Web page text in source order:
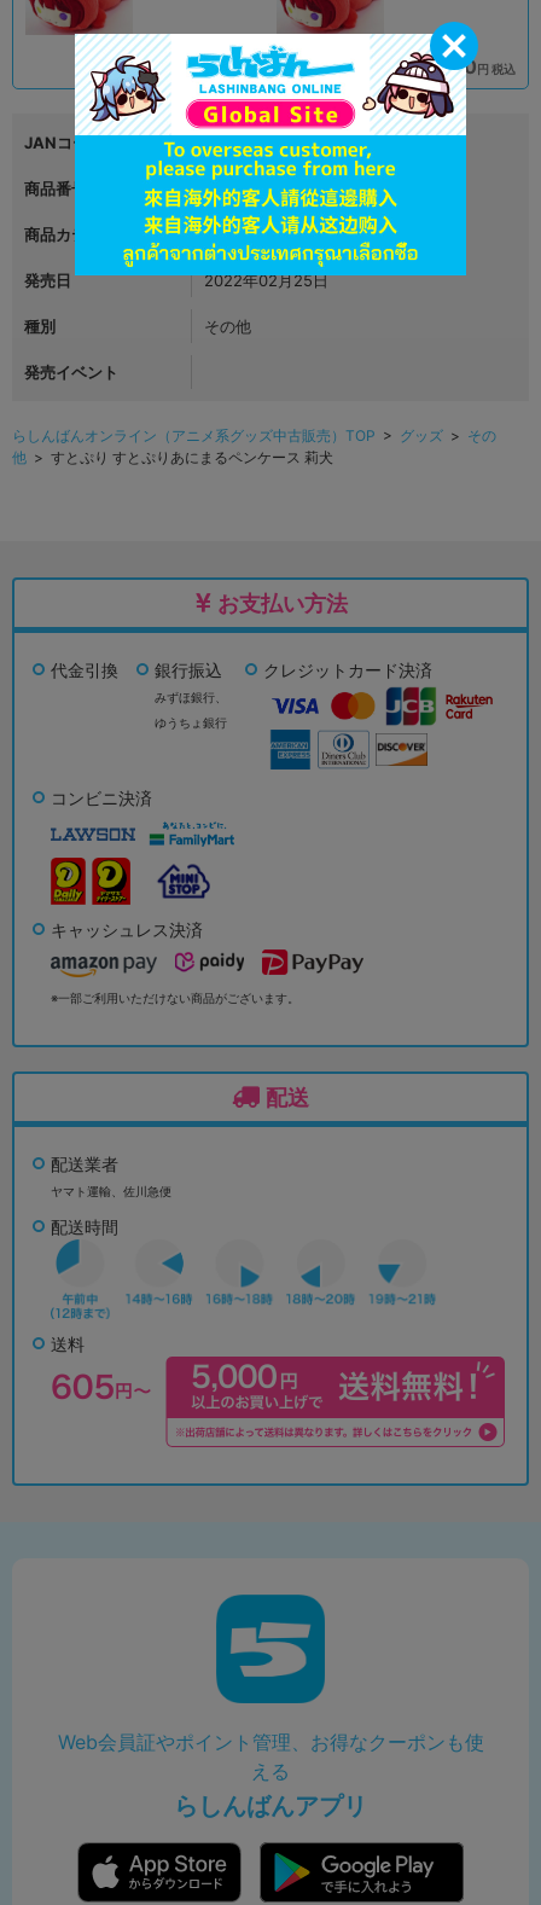
在庫あり 1,890 円 税込 在庫あり 1,790円 税込
JANコード 4580642974366
商品番号 L07210935
商品カテゴリ グッズ
発売日 2022年02月25日
種別 その他
発売イベント
らしんばんオンライン（アニメ系グッズ中古販売）TOP > グッズ > その
他 > すとぷり すとぷりあにまるペンケース 莉犬
お支払い方法
代金引換 銀行振込
みずほ銀行、
ゆうちょ銀行
クレジットカード決済
コンビニ決済
キャッシュレス決済
※一部ご利用いただけない商品がございます。
配送
配送業者
ヤマト運輸、佐川急便
配送時間
送料
Web会員証やポイント管理、お得なクーポンも使
える
らしんばんアプリ